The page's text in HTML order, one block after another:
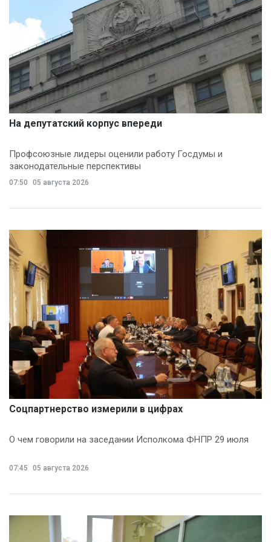
На депутатский корпус впереди
Профсоюзные лидеры оценили работу Госдумы и
законодательные перспективы
07:50 05 августа 2026
Соцпартнерство измерили в цифрах
О чем говорили на заседании Исполкома ФНПР 29 июля
07:45 05 августа 2026